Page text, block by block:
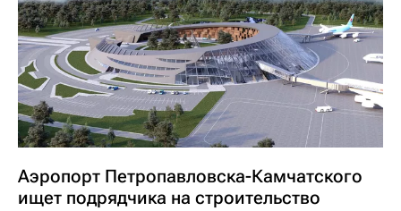
Аэропорт Петропавловска-Камчатского
ищет подрядчика на строительство